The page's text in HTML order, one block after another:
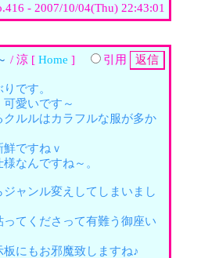
- 2007/10/04(Thu) 22:43:01
/ 涼 [ Home ] 引用
です。
愛いです～
クルルはカラフルな服が多か
ですねｖ
なんですね～。
ャンル変えしてしまいまし
てくださって有難う御座い
にもお邪魔致しますね♪